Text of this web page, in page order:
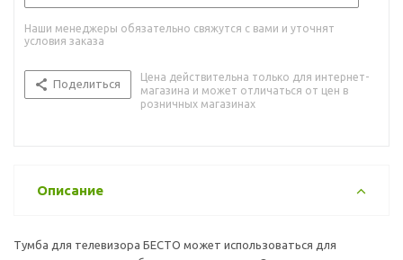
Наши менеджеры обязательно свяжутся с вами и уточнят
условия заказа
Поделиться
Цена действительна только для интернет-
магазина и может отличаться от цен в
розничных магазинах
Описание
Тумба для телевизора БЕСТО может использоваться для